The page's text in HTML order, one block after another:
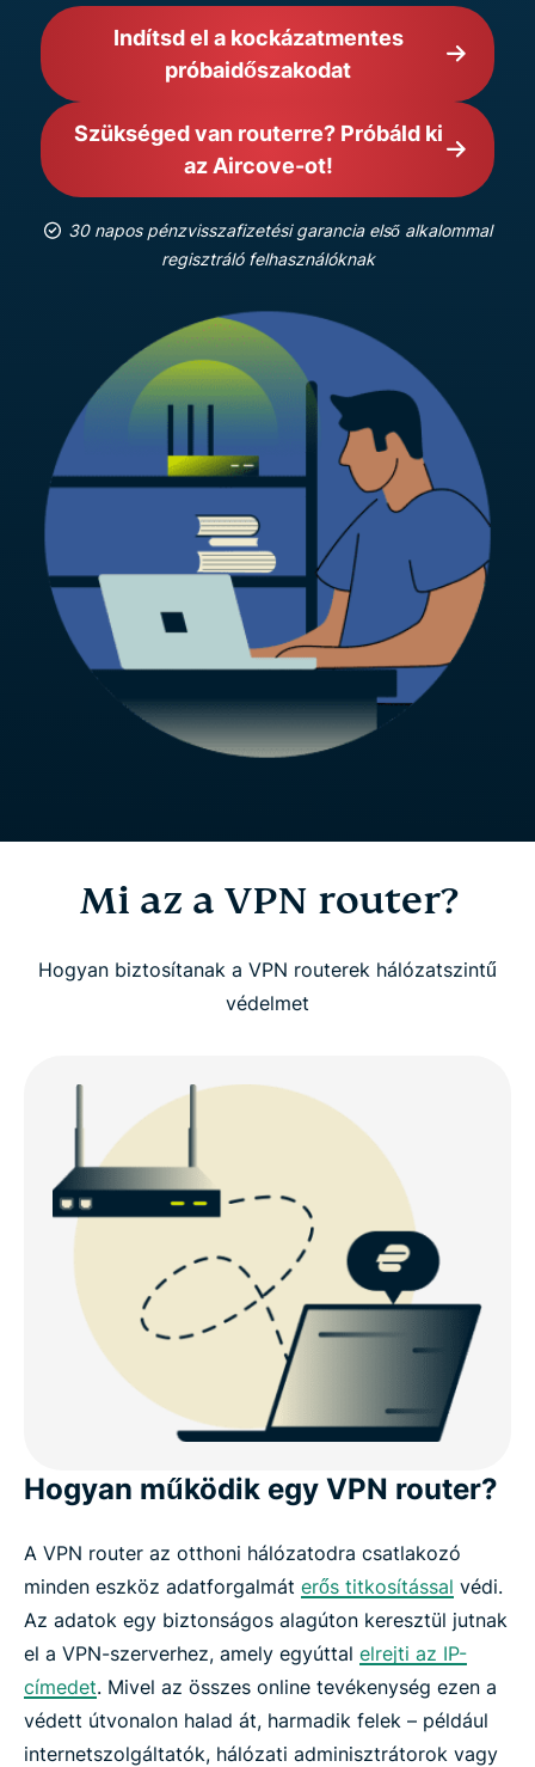
Indítsd el a kockázatmentes
próbaidőszakodat
Szükséged van routerre? Próbáld ki
az Aircove-ot!
30 napos pénzvisszafizetési garancia első alkalommal
regisztráló felhasználóknak
Mi az a VPN router?
Hogyan biztosítanak a VPN routerek hálózatszintű
védelmet
Hogyan működik egy VPN router?
A VPN router az otthoni hálózatodra csatlakozó
minden eszköz adatforgalmát erős titkosítással védi.
Az adatok egy biztonságos alagúton keresztül jutnak
el a VPN-szerverhez, amely egyúttal elrejti az IP-
címedet. Mivel az összes online tevékenység ezen a
védett útvonalon halad át, harmadik felek – például
internetszolgáltatók, hálózati adminisztrátorok vagy